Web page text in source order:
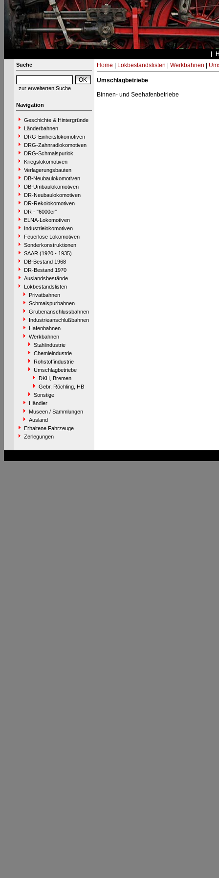
Suche
zur erweiterten Suche
Navigation
Geschichte & Hintergründe
Länderbahnen
DRG-Einheitslokomotiven
DRG-Zahnradlokomotiven
DRG-Schmalspurlok.
Kriegslokomotiven
Verlagerungsbauten
DB-Neubaulokomotiven
DB-Umbaulokomotiven
DR-Neubaulokomotiven
DR-Rekolokomotiven
DR - "6000er"
ELNA-Lokomotiven
Industrielokomotiven
Feuerlose Lokomotiven
Sonderkonstruktionen
SAAR (1920 - 1935)
DB-Bestand 1968
DR-Bestand 1970
Auslandsbestände
Lokbestandslisten
Privatbahnen
Schmalspurbahnen
Grubenanschlussbahnen
Industrieanschlußbahnen
Hafenbahnen
Werkbahnen
Stahlindustrie
Chemieindustrie
Rohstoffindustrie
Umschlagbetriebe
DKH, Bremen
Gebr. Röchling, HB
Sonstige
Händler
Museen / Sammlungen
Ausland
Erhaltene Fahrzeuge
Zerlegungen
Home Lokbestandslisten Werkbahnen
Umschlagbetriebe
Binnen- und Seehafenbetriebe